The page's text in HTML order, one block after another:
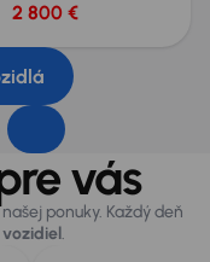
2 800 €
vás
ponuky. Každý deň
.